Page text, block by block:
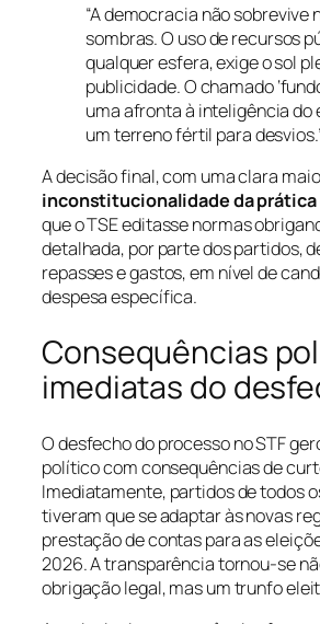
“A democracia não sobrevive
sombras. O uso de recursos
qualquer esfera, exige o sol
publicidade. O chamado
uma afronta à inteligência do
um terreno fértil para
A decisão final, com uma clara
inconstitucionalidade da prática
que o TSE editasse normas
detalhada, por parte dos partidos,
repasses e gastos, em nível de
despesa específica.
Consequências
imediatas do
O desfecho do processo no STF
político com consequências de
Imediatamente, partidos de todos
tiveram que se adaptar às novas
prestação de contas para as
2026. A transparência tornou-se
obrigação legal, mas um trunfo